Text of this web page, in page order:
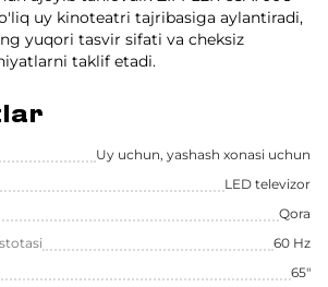
uy kinoteatri tajribasiga aylantiradi,
yuqori tasvir sifati va cheksiz
taklif etadi.
Uy uchun, yashash xonasi uchun
LED televizor
Qora
60 Hz
65"